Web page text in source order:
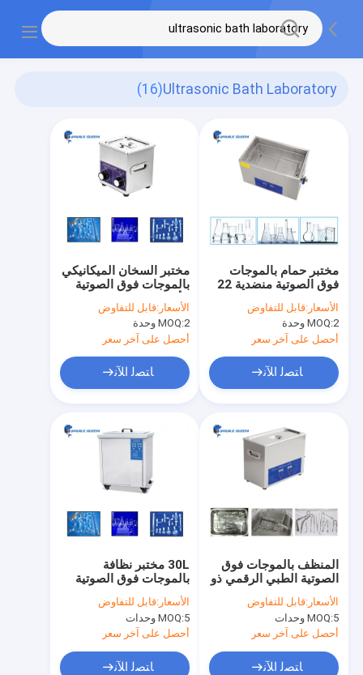
Ultrasonic Bath Laboratory
(16)
مختبر السخان الميكانيكي
بالموجات فوق الصوتية
حمام بالموجات فوق
الصوتية
الأسعار:قابل للتفاوض
MOQ:2 وحدة
أحصل على آخر سعر
ﺎﺘﺼﻟ ﺍﻶﻧ
مختبر حمام بالموجات
فوق الصوتية منضدية 22
لتر مع مؤقت ميكانيكي
الأسعار:قابل للتفاوض
MOQ:2 وحدة
أحصل على آخر سعر
ﺎﺘﺼﻟ ﺍﻶﻧ
30L مختبر نظافة
بالموجات فوق الصوتية
مختبر حمام بالموجات
الموقت
الأسعار:قابل للتفاوض
MOQ:5 وحدات
أحصل على آخر سعر
ﺎﺘﺼﻟ ﺍﻶﻧ
المنظف بالموجات فوق
الصوتية الطبي الرقمي ذو
بأحجام مخصصة متوفرة
الأسعار:قابل للتفاوض
MOQ:5 وحدات
أحصل على آخر سعر
ﺎﺘﺼﻟ ﺍﻶﻧ